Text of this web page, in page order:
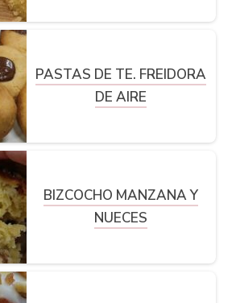
PASTAS DE TE. FREIDORA
DE AIRE
BIZCOCHO MANZANA Y
NUECES